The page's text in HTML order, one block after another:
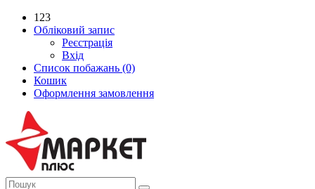
123
Обліковий запис
Реєстрація
Вхід
Список побажань (0)
Кошик
Оформлення замовлення